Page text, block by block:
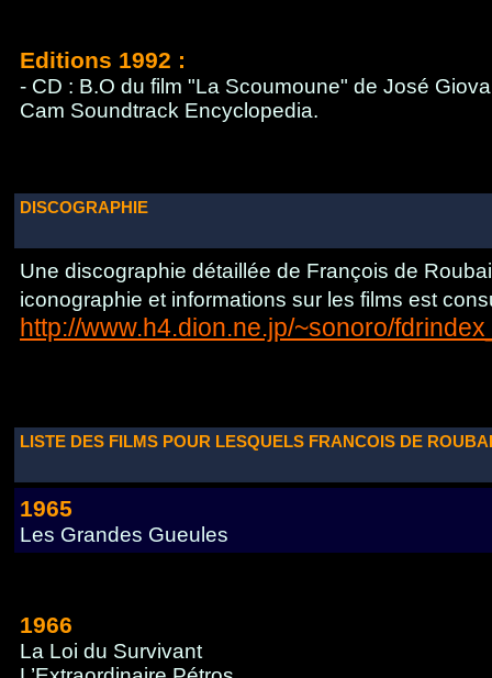
Editions 1992 :
- CD : B.O du film "La Scoumoune" de José
Cam Soundtrack Encyclopedia.
DISCOGRAPHIE
Une discographie détaillée de François de
iconographie et informations sur les films est
http://www.h4.dion.ne.jp/~sonoro/
LISTE DES FILMS POUR LESQUELS FRANCOIS DE
1965
Les Grandes Gueules
1966
La Loi du Survivant